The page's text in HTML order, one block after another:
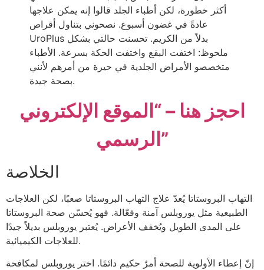
أكثر خطورة، لكن أطباء الجلد قالوا إنه يمكن علاجها
عادةً في غضون أسبوع. نصحوني بتناول أقراص
UroPlus بدلاً من الكريم. تحسنت حالتي بشكل
ملحوظ: اختفت البقع واختفت الحكة بسرعة. الأطباء
متخصصو الأمراض الجلدية في حيرة من أمرهم لأنني
بصحة جيدة.
احجز هنا – “الموقع الإلكتروني
الرسمي”
الخلاصة
التهاب البروستاتا يُعدّ علاج التهاب البروستاتا صعبًا، لكن العلاجات
الطبيعية مثل يوروبلس آمنة وفعّالة. فهو يُحسّن صحة البروستاتا
على المدى الطويل ويُخفف الأعراض. ​​يُعتبر يوروبلس بديلاً جيدًا
للعلاجات الكيميائية.
إنّ إعطاء الأولوية للصحة أمرٌ حكيم دائمًا. اختر يوروبلس لمكافحة